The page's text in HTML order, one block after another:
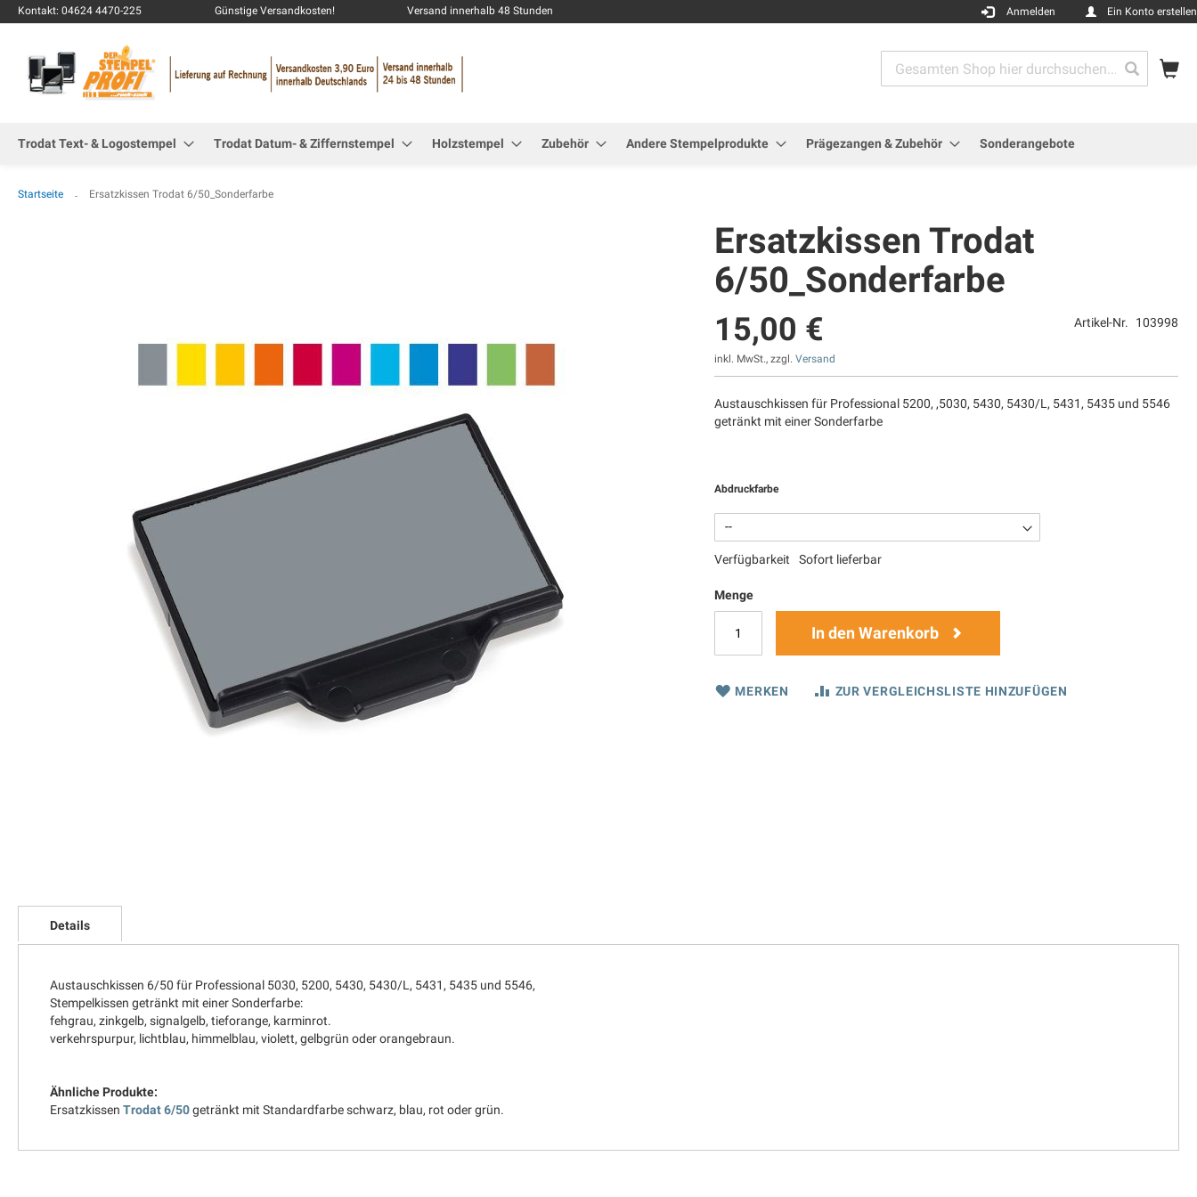
Kontakt: 04624 4470-225 Günstige Versandkosten! Versand innerhalb 48 Stunden Anmelden Ein Konto erstellen
Search
Trodat Text- & Logostempel Trodat Datum- & Ziffernstempel Holzstempel Zubehör Andere Stempelprodukte Prägezangen & Zubehör Sonderangebote
Startseite Ersatzkissen Trodat 6/50_Sonderfarbe
Anfang
Bildgalerie
Ersatzkissen Trodat
6/50_Sonderfarbe
15,00 €
inkl. MwSt., zzgl.Versand
Artikel-Nr. 103998
Austauschkissen für Professional 5200, ,5030, 5430, 5430/L, 5431, 5435 und 5546
getränkt mit einer Sonderfarbe
Abdruckfarbe
Verfügbarkeit Sofort lieferbar
Menge
In den Warenkorb
MERKEN ZUR VERGLEICHSLISTE HINZUFÜGEN
Details
Austauschkissen 6/50 für Professional 5030, 5200, 5430, 5430/L, 5431, 5435 und 5546,
Stempelkissen getränkt mit einer Sonderfarbe:
fehgrau, zinkgelb, signalgelb, tieforange, karminrot.
verkehrspurpur, lichtblau, himmelblau, violett, gelbgrün oder orangebraun.
Ähnliche Produkte:
Ersatzkissen Trodat 6/50getränkt mit Standardfarbe schwarz, blau, rot oder grün.